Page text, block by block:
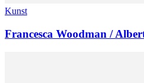
Kunst
Francesca Woodman /